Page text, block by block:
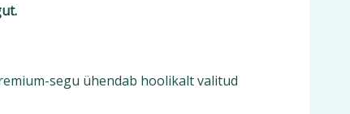
segu ühendab hoolikalt valitud